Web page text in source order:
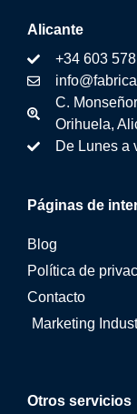
Otros servicios
Páginas de
Blog
Política de
Contacto
Marketing
Alicante
+34 603
C.
Orihuela,
De Lunes a